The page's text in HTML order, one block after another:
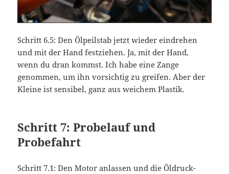
Schritt 6.5: Den Ölpeilstab jetzt wieder eindrehen
und mit der Hand festziehen. Ja, mit der Hand,
wenn du dran kommst. Ich habe eine Zange
genommen, um ihn vorsichtig zu greifen. Aber der
Kleine ist sensibel, ganz aus weichem Plastik.
Schritt 7: Probelauf und
Probefahrt
Schritt 7.1: Den Motor anlassen und die Öldruck-